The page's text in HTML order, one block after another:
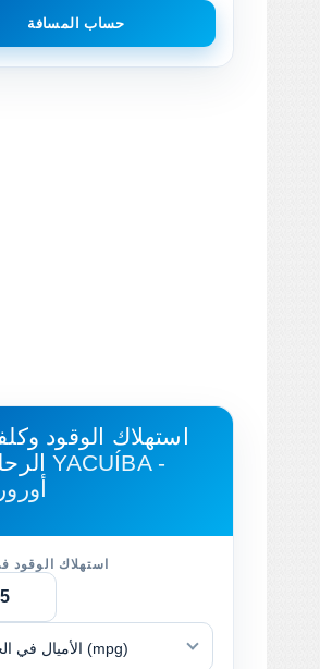
حساب المسافة
استهلاك الوقود
الرحلةYACUÍBA -
استهلاك الوقود
الأميال في الجالون (mpg)